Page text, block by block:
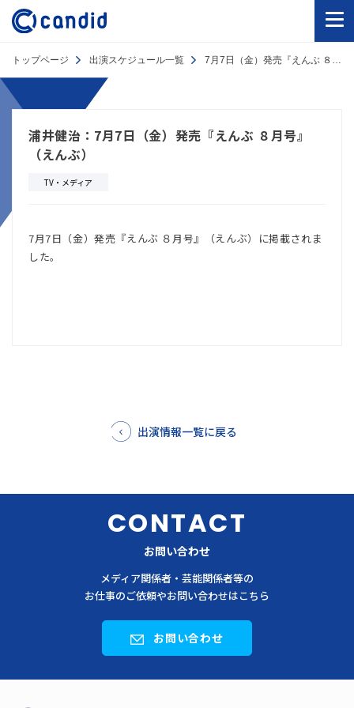
トップページ 出演スケジュール一覧 7月7日（金）発売『えんぶ ８月号』（えんぶ）
浦井健治：7月7日（金）発売『えんぶ ８月号』
（えんぶ）
TV・メディア
7月7日（金）発売『えんぶ ８月号』（えんぶ）に掲載されま
した。
出演情報一覧に戻る
CONTACT
お問い合わせ
メディア関係者・芸能関係者等の
お仕事のご依頼やお問い合わせはこちら
お問い合わせ